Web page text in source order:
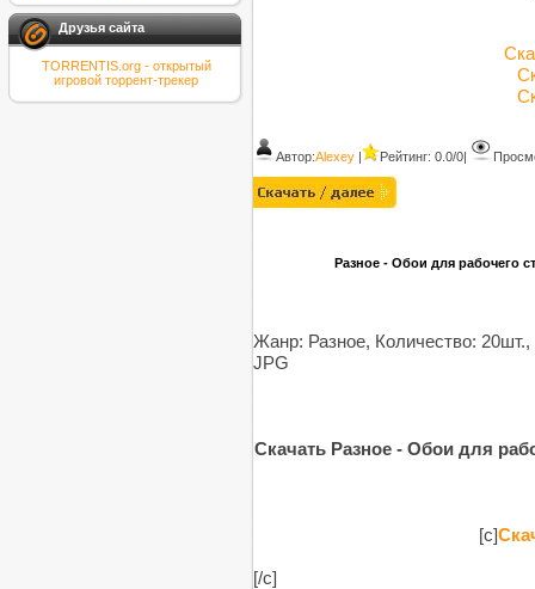
Друзья сайта
TORRENTIS.org - открытый
игровой торрент-трекер
Автор:Alexey | Рейтинг: 0.0/0|
Разное - Обои для рабочего
Жанр: Разное, Количество:
JPG
Скачать Разное - Обои для
[c]
[/c]